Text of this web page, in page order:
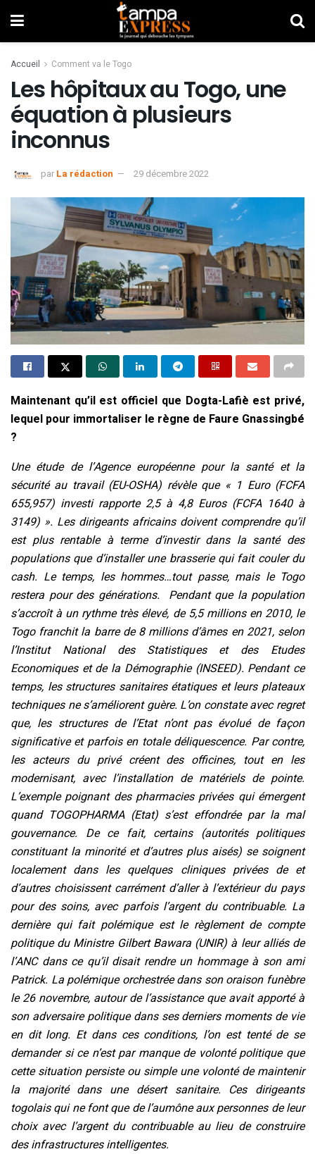
Accueil Comment va le Togo
Les hôpitaux au Togo, une
équation à plusieurs
inconnus
par La rédaction 29 décembre 2022
Maintenant qu’il est officiel que Dogta-Lafiè est privé,
lequel pour immortaliser le règne de Faure Gnassingbé
?
Une étude de l’Agence européenne pour la santé et la
sécurité au travail (EU-OSHA) révèle que « 1 Euro (FCFA
655,957) investi rapporte 2,5 à 4,8 Euros (FCFA 1640 à
3149) ». Les dirigeants africains doivent comprendre qu’il
est plus rentable à terme d’investir dans la santé des
populations que d’installer une brasserie qui fait couler du
cash. Le temps, les hommes…tout passe, mais le Togo
restera pour des générations. Pendant que la population
s’accroît à un rythme très élevé, de 5,5 millions en 2010, le
Togo franchit la barre de 8 millions d’âmes en 2021, selon
l’Institut National des Statistiques et des Etudes
Economiques et de la Démographie (INSEED). Pendant ce
temps, les structures sanitaires étatiques et leurs plateaux
techniques ne s’améliorent guère. L’on constate avec regret
que, les structures de l’Etat n’ont pas évolué de façon
significative et parfois en totale déliquescence. Par contre,
les acteurs du privé créent des officines, tout en les
modernisant, avec l’installation de matériels de pointe.
L’exemple poignant des pharmacies privées qui émergent
quand TOGOPHARMA (Etat) s’est effondrée par la mal
gouvernance. De ce fait, certains (autorités politiques
constituant la minorité et d’autres plus aisés) se soignent
localement dans les quelques cliniques privées de et
d’autres choisissent carrément d’aller à l’extérieur du pays
pour des soins, avec parfois l’argent du contribuable. La
dernière qui fait polémique est le règlement de compte
politique du Ministre Gilbert Bawara (UNIR) à leur alliés de
l’ANC dans ce qu’il disait rendre un hommage à son ami
Patrick. La polémique orchestrée dans son oraison funèbre
le 26 novembre, autour de l’assistance que avait apporté à
son adversaire politique dans ses derniers moments de vie
en dit long. Et dans ces conditions, l’on est tenté de se
demander si ce n’est par manque de volonté politique que
cette situation persiste ou simple une volonté de maintenir
la majorité dans une désert sanitaire. Ces dirigeants
togolais qui ne font que de l’aumône aux personnes de leur
choix avec l’argent du contribuable au lieu de construire
des infrastructures intelligentes.